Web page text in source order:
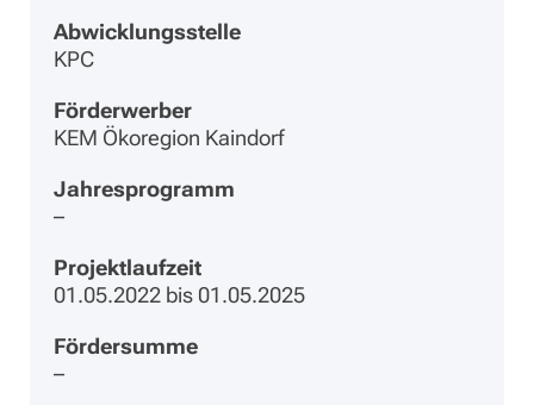
Abwicklungsstelle
KPC
Förderwerber
KEM Ökoregion Kaindorf
Jahresprogramm
–
Projektlaufzeit
01.05.2022 bis 01.05.2025
Fördersumme
–